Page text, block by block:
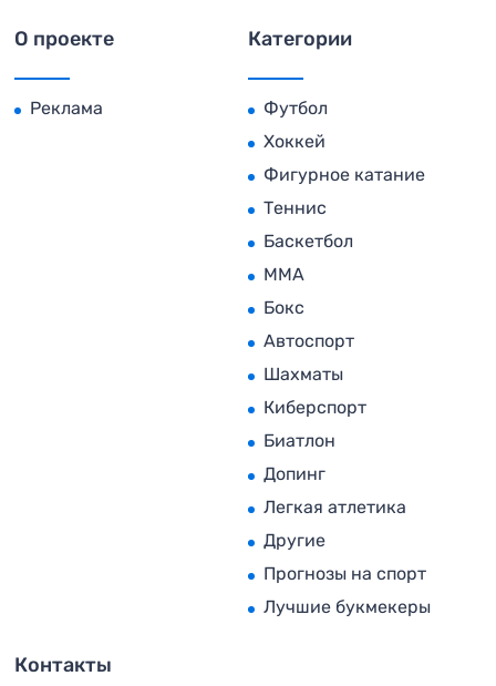
О проекте
Реклама
Категории
Футбол
Хоккей
Фигурное катание
Теннис
Баскетбол
MMA
Бокс
Автоспорт
Шахматы
Киберспорт
Биатлон
Допинг
Легкая атлетика
Другие
Прогнозы на спорт
Лучшие букмекеры
Контакты